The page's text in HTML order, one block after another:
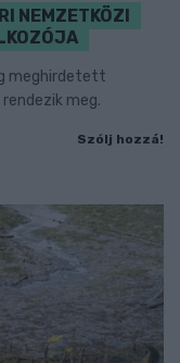
NEMZETKÖZI
meghirdetett
meg.
Szólj hozzá!